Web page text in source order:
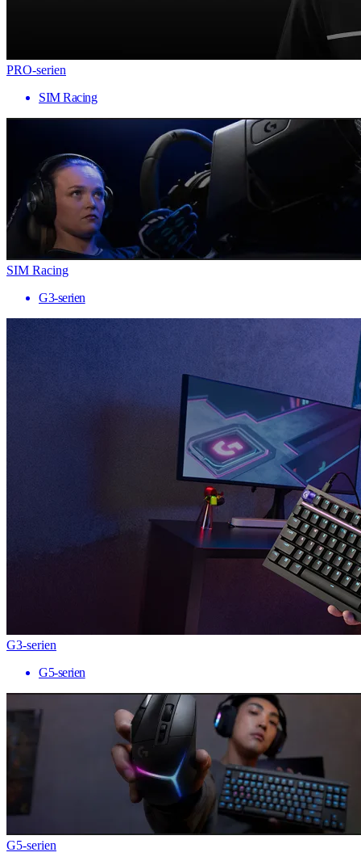
PRO-serien
SIM Racing
SIM Racing
G3-serien
G3-serien
G5-serien
G5-serien